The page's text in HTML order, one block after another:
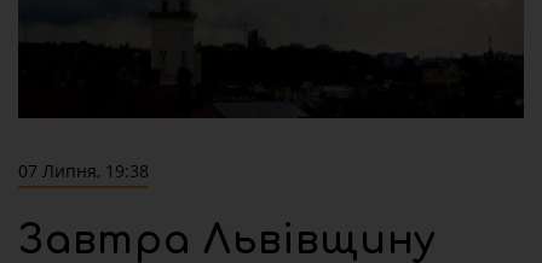
07 Липня, 19:38
Завтра Львівщину